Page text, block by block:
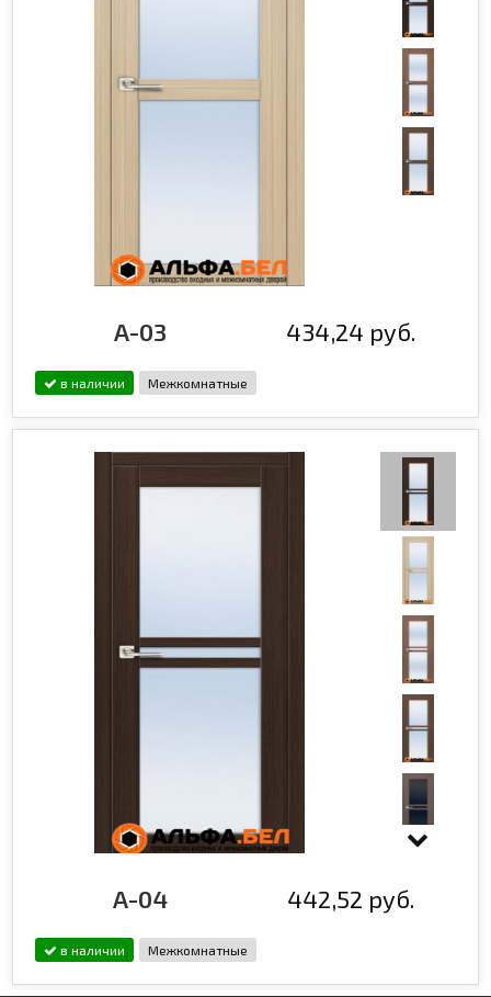
A-03 434,24 руб.
в наличии Межкомнатные
A-04 442,52 руб.
в наличии Межкомнатные